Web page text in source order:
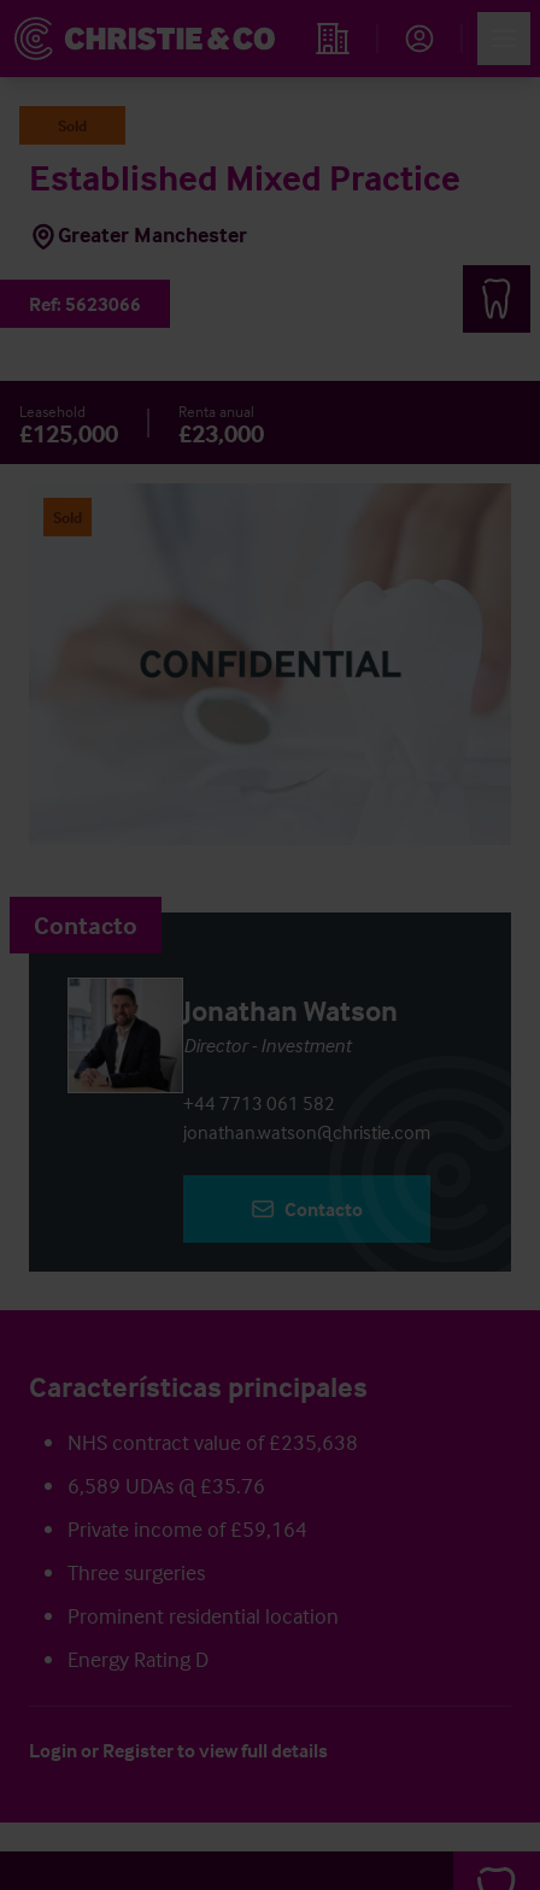
Propiedades
Sold
Established Mixed Practice
Greater Manchester
Ref: 5623066
Leasehold
£125,000
Renta anual
£23,000
Sold
Contacto
Jonathan Watson
Director - Investment
+44 7713 061 582
jonathan.watson@christie.com
Contacto
Características principales
NHS contract value of £235,638
6,589 UDAs @ £35.76
Private income of £59,164
Three surgeries
Prominent residential location
Energy Rating D
Login or Registerto view full details